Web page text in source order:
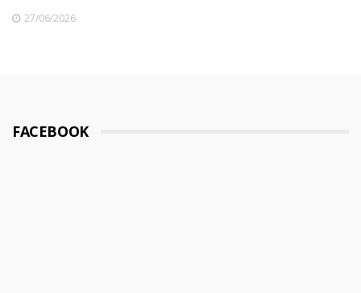
27/06/2026
FACEBOOK